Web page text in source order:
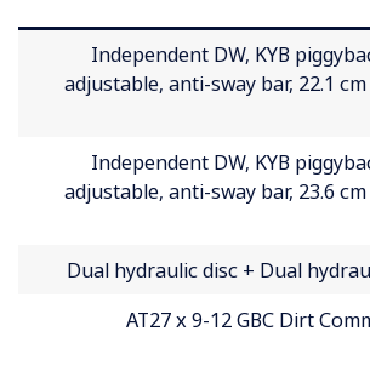
Independent DW, KYB
adjustable, anti-sway bar, 22.1 cm
Independent DW, KYB
adjustable, anti-sway bar, 23.6 cm
Dual hydraulic disc + Dual
AT27 x 9-12 GBC Dirt